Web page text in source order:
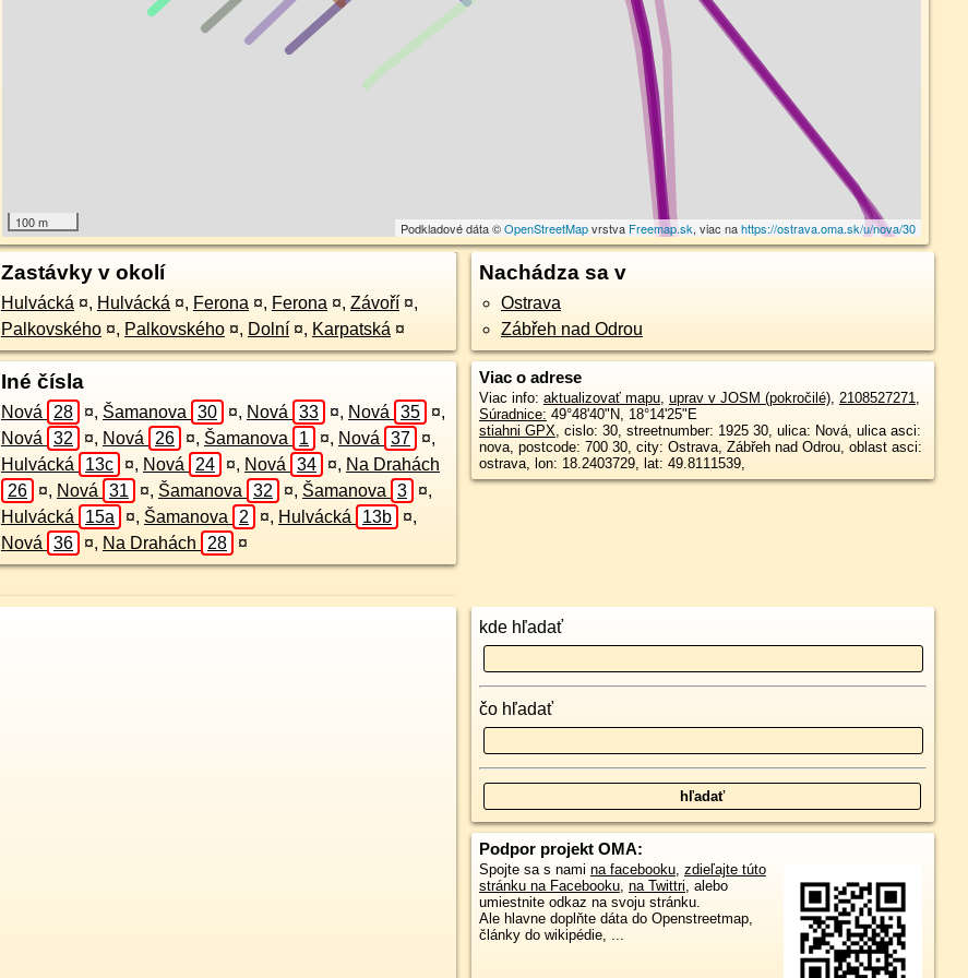
100 m Podkladové dáta ©OpenStreetMapvrstva Freemap.sk, viac nahttps://ostrava.oma.sk/u/nova/30
Zastávky v okolí
Hulvácká ¤, Hulvácká ¤, Ferona ¤, Ferona ¤, Závoří ¤,
Palkovského ¤, Palkovského ¤, Dolní ¤, Karpatská ¤
Iné čísla
Nová 28 ¤, Šamanova 30 ¤, Nová 33 ¤, Nová 35 ¤,
Nová
32 ¤, Nová 26 ¤, Šamanova 1 ¤, Nová 37 ¤,
Hulvácká
13c ¤, Nová 24 ¤, Nová 34 ¤, Na Drahách
26
¤, Nová 31 ¤, Šamanova 32 ¤, Šamanova 3 ¤,
Hulvácká
15a ¤, Šamanova 2 ¤, Hulvácká 13b ¤,
Nová
36 ¤, Na Drahách 28 ¤
Nachádza sa v
Ostrava
Zábřeh nad Odrou
Viac o adrese
Viac info: aktualizovať mapu, uprav v JOSM (pokročilé), 2108527271,
Súradnice: 49°48'40"N, 18°14'25"E
stiahni GPX, cislo: 30, streetnumber: 1925 30, ulica: Nová, ulica asci:
nova, postcode: 700 30, city: Ostrava, Zábřeh nad Odrou, oblast asci:
ostrava, lon: 18.2403729, lat: 49.8111539,
kde hľadať
čo hľadať
Podpor projekt OMA:
Spojte sa s nami na facebooku, zdieľajte túto
stránku na Facebooku, na Twittri, alebo
umiestnite odkaz na svoju stránku.
Ale hlavne doplňte dáta do Openstreetmap,
články do wikipédie, ...